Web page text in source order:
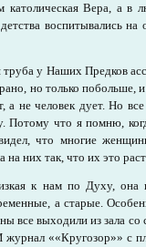
Вера, а в
воспитывались
у Наших Предков
но только побольше,
не человек дует. Но
Потому что я помню,
что многие
них так, что их это
к нам по Духу, она
а старые.
выходили из зала со
««Кругозор»» с